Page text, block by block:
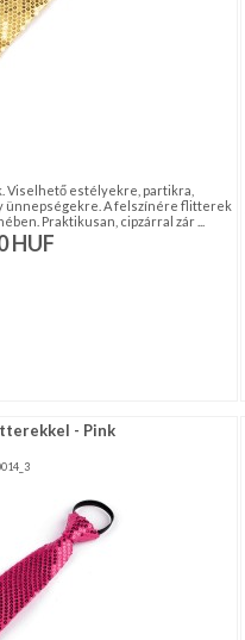
estélyekre, partikra,
ünnepségekre. A felszínére flitterek
Praktikusan, cipzárral zár ...
HUF
- Pink